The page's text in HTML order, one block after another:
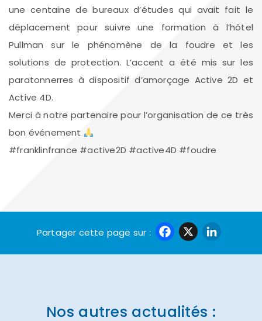
une centaine de bureaux d’études qui avait fait le
déplacement pour suivre une formation à l’hôtel
Pullman sur le phénomène de la foudre et les
solutions de protection. L’accent a été mis sur les
paratonnerres à dispositif d’amorçage Active 2D et
Active 4D.
Merci à notre partenaire pour l’organisation de ce très
bon événement
#franklinfrance #active2D #active4D #foudre
Partager cette page sur : X
Nos autres actualités :